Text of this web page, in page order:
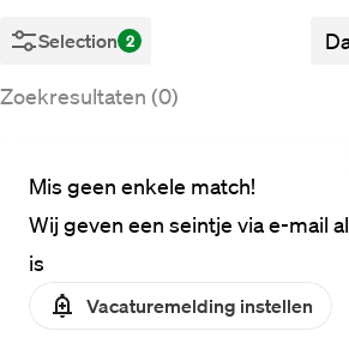
Selection 2
Zoekresultaten (0)
Mis geen enkele match!
Wij geven een seintje via e-mail
is
Vacaturemelding instellen